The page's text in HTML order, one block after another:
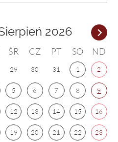
2026
ŚR CZ PT SO ND
29 30 31 1 2
5 6 7 8 9
12 13 14 15 16
19 20 21 22 23